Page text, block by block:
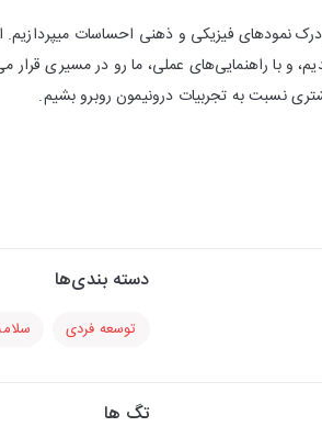
نمودهای فیزیکی و ذهنی احساسات
راهنمایی‌های عملی، ما رو در مسیری قرار
نسبت به تجربیات درونیمون روبرو بشیم.
دسته بندی‌ها
توسعه فردی
تگ ها